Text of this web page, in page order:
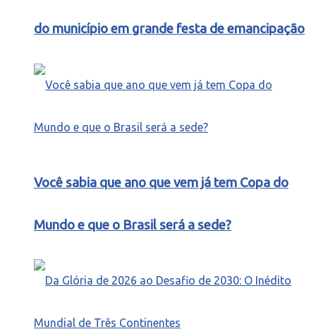
do município em grande festa de emancipação
Você sabia que ano que vem já tem Copa do
Mundo e que o Brasil será a sede?